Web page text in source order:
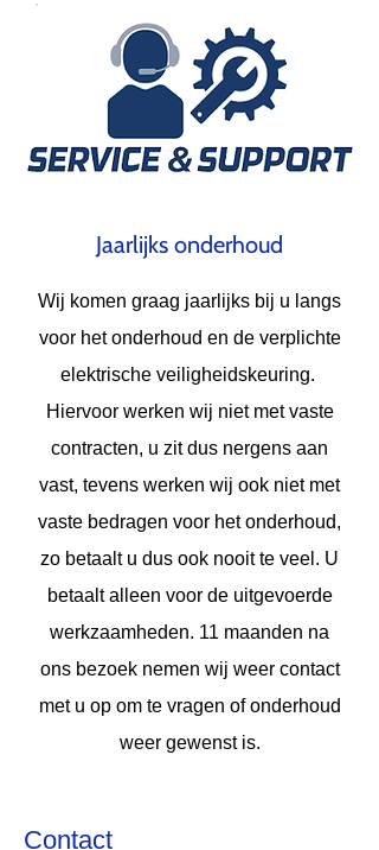
Jaarlijks​ onderhoud
Wij komen graag jaarlijks bij u langs
voor het onderhoud en de verplichte
elektrische veiligheidskeuring.
Hiervoor werken wij niet met vaste
contracten, u zit dus nergens aan
vast, tevens werken wij ook niet met
vaste bedragen voor het onderhoud,
zo betaalt u dus ook nooit te veel. U
betaalt alleen voor de uitgevoerde
werkzaamheden. 11 maanden na
ons bezoek nemen wij weer contact
met u op om te vragen of onderhoud
weer gewenst is.
Contact​